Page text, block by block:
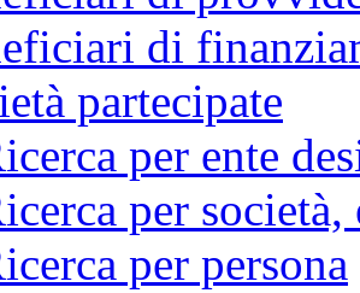
di
partecipate
per ente
per
per persona